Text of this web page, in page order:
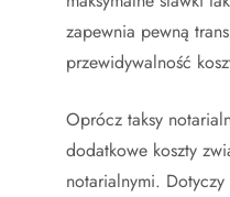
zapewnia pewną
przewidywalność
Oprócz taksy
dodatkowe koszty
notarialnymi. Dotyczy